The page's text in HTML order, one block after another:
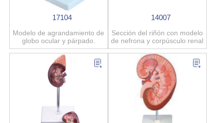
17104
Modelo de agrandamiento de
globo ocular y párpado.
14007
Sección del riñón con modelo
de nefrona y corpúsculo renal